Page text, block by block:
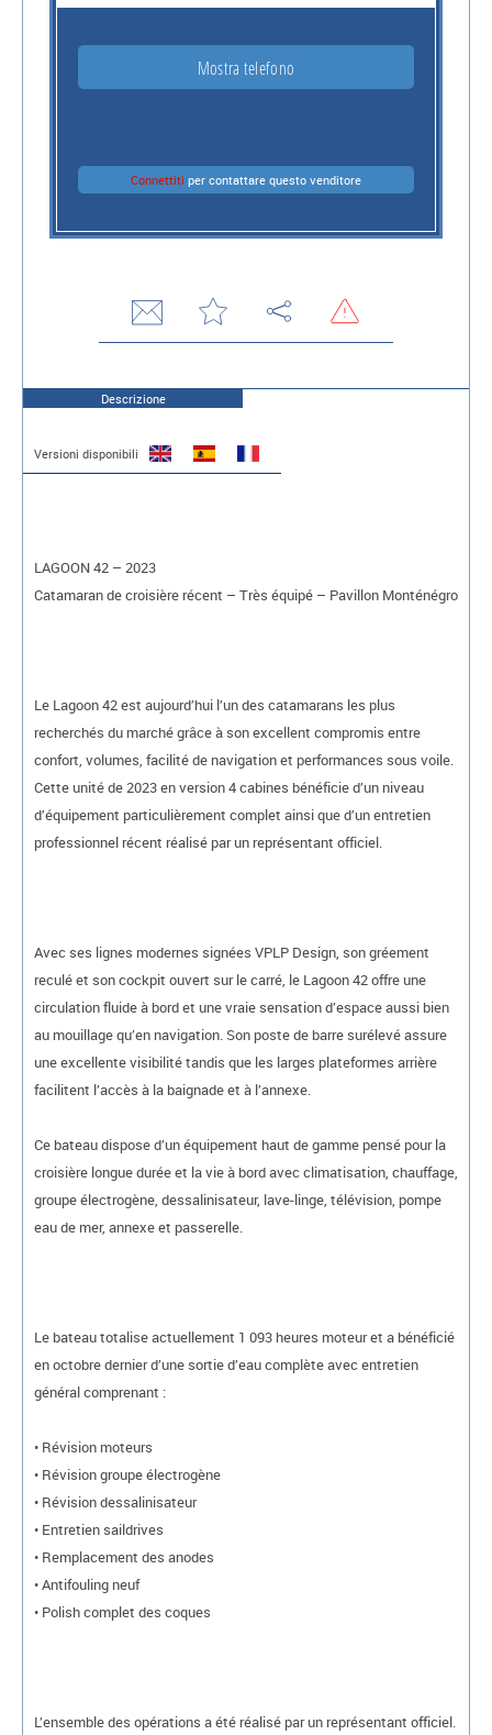
Mostra telefono
Connettiti per contattare questo venditore
Descrizione
Versioni disponibili
LAGOON 42 – 2023
Catamaran de croisière récent – Très équipé – Pavillon Monténégro
Le Lagoon 42 est aujourd’hui l’un des catamarans les plus
recherchés du marché grâce à son excellent compromis entre
confort, volumes, facilité de navigation et performances sous voile.
Cette unité de 2023 en version 4 cabines bénéficie d’un niveau
d’équipement particulièrement complet ainsi que d’un entretien
professionnel récent réalisé par un représentant officiel.
Avec ses lignes modernes signées VPLP Design, son gréement
reculé et son cockpit ouvert sur le carré, le Lagoon 42 offre une
circulation fluide à bord et une vraie sensation d’espace aussi bien
au mouillage qu’en navigation. Son poste de barre surélevé assure
une excellente visibilité tandis que les larges plateformes arrière
facilitent l’accès à la baignade et à l’annexe.
Ce bateau dispose d’un équipement haut de gamme pensé pour la
croisière longue durée et la vie à bord avec climatisation, chauffage,
groupe électrogène, dessalinisateur, lave-linge, télévision, pompe
eau de mer, annexe et passerelle.
Le bateau totalise actuellement 1 093 heures moteur et a bénéficié
en octobre dernier d’une sortie d’eau complète avec entretien
général comprenant :
• Révision moteurs
• Révision groupe électrogène
• Révision dessalinisateur
• Entretien saildrives
• Remplacement des anodes
• Antifouling neuf
• Polish complet des coques
L’ensemble des opérations a été réalisé par un représentant officiel.